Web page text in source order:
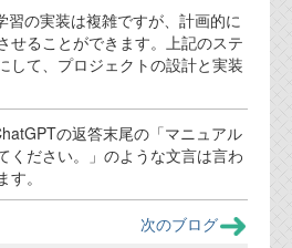
習の実装は複雑ですが、計画的に
せることができます。上記のステ
して、プロジェクトの設計と実装
の返答末尾の「マニュアル
ください。」のような文言は言わ
。
次のブログ